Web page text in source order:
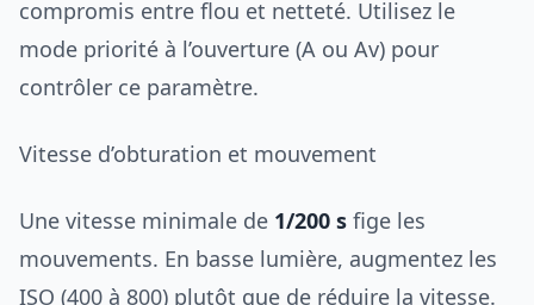
compromis entre flou et netteté. Utilisez le
mode priorité à l’ouverture (A ou Av) pour
contrôler ce paramètre.
Vitesse d’obturation et mouvement
Une vitesse minimale de 1/200 s fige les
mouvements. En basse lumière, augmentez les
ISO (400 à 800) plutôt que de réduire la vitesse.